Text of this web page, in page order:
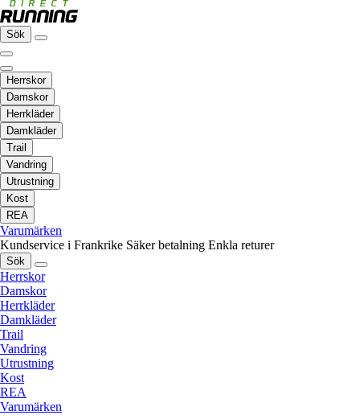
Sök
Herrskor
Damskor
Herrkläder
Damkläder
Trail
Vandring
Utrustning
Kost
REA
Varumärken
Kundservice i Frankrike Säker betalning Enkla returer
Sök
Herrskor
Damskor
Herrkläder
Damkläder
Trail
Vandring
Utrustning
Kost
REA
Varumärken